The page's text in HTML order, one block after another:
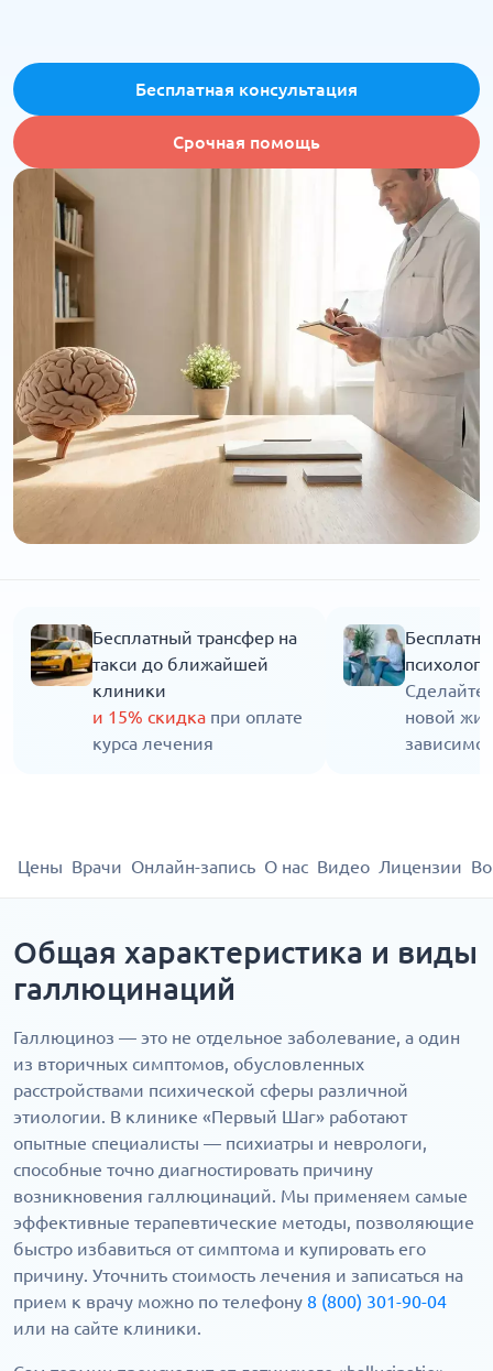
Бесплатная консультация
Срочная помощь
Бесплатный трансфер на
такси до ближайшей
клиники
и 15% скидка при оплате
курса лечения
психолога
Сделайте
новой
Цены Врачи Онлайн-запись О нас Видео Лицензии
Общая характеристика и виды
галлюцинаций
Галлюциноз — это не отдельное заболевание, а один
из вторичных симптомов, обусловленных
расстройствами психической сферы различной
этиологии. В клинике «Первый Шаг» работают
опытные специалисты — психиатры и неврологи,
способные точно диагностировать причину
возникновения галлюцинаций. Мы применяем самые
эффективные терапевтические методы, позволяющие
быстро избавиться от симптома и купировать его
причину. Уточнить стоимость лечения и записаться на
прием к врачу можно по телефону 8 (800) 301-90-04
или на сайте клиники.